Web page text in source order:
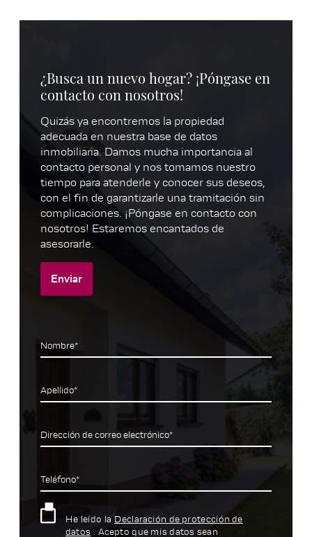
¿Busca un nuevo hogar? ¡Póngase en
contacto con nosotros!
Quizás ya encontremos la propiedad
adecuada en nuestra base de datos
inmobiliaria. Damos mucha importancia al
contacto personal y nos tomamos nuestro
tiempo para atenderle y conocer sus deseos,
con el fin de garantizarle una tramitación sin
complicaciones. ¡Póngase en contacto con
nosotros! Estaremos encantados de
asesorarle.
Enviar
Nombre*
Apellido*
Dirección de correo electrónico*
Teléfono*
He leído la Declaración de protección de
datos . Acepto que mis datos sean